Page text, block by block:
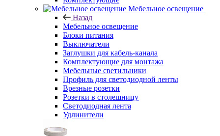
Мебельное освещение
Назад
Мебельное освещение
Блоки питания
Выключатели
Заглушки для кабель-канала
Комплектующие для монтажа
Мебельные светильники
Профиль для светодиодной ленты
Врезные розетки
Розетки в столешницу
Светодиодная лента
Удлинители